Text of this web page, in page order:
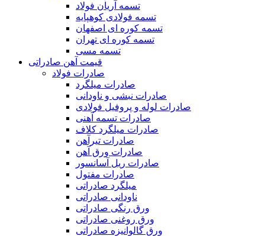
تسمه آریان فولاد
تسمه فولادی کوهپایه
تسمه کوره ای اصفهان
تسمه کوره ای تهران
تسمه مسی
قیمت آهن صادراتی
صادرات فولاد
صادرات میلگرد
صادرات نبشی و ناودانی
صادرات لوله و پروفیل فولادی
صادرات تسمه آهنی
صادرات میلگرد کلاف
صادرات تیرآهن
صادرات ورق آهن
صادرات ریل آسانسور
صادرات مفتول
میلگرد صادراتی
ناودانی صادراتی
ورق رنگی صادراتی
ورق روغنی صادراتی
ورق گالوانیزه صادراتی